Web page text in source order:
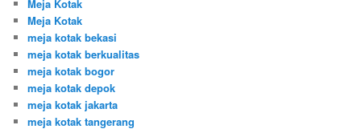
Meja Kotak
Meja Kotak
meja kotak bekasi
meja kotak berkualitas
meja kotak bogor
meja kotak depok
meja kotak jakarta
meja kotak tangerang